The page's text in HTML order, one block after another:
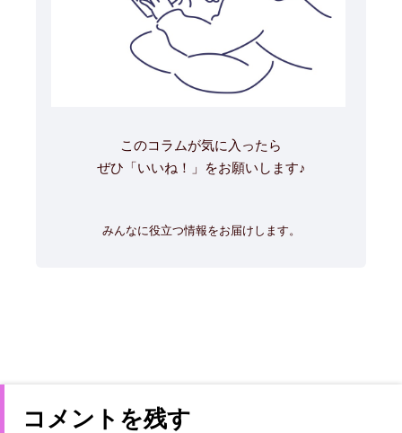
このコラムが気に入ったら
ぜひ「いいね！」をお願いします♪
みんなに役立つ情報をお届けします。
コメントを残す